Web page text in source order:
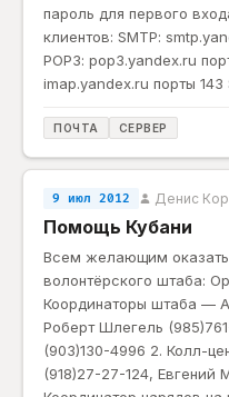
пароль для первого
клиентов: SMTP:
POP3: pop3.yandex.ru
imap.yandex.ru порты
ПОЧТА СЕРВЕР
9 июл 2012 Денис
Помощь Кубани
Всем желающим
волонтёрского штаба:
Координаторы штаба —
Роберт Шлегель
(903)130-4996 2. Колл-
(918)27-27-124, Евгений